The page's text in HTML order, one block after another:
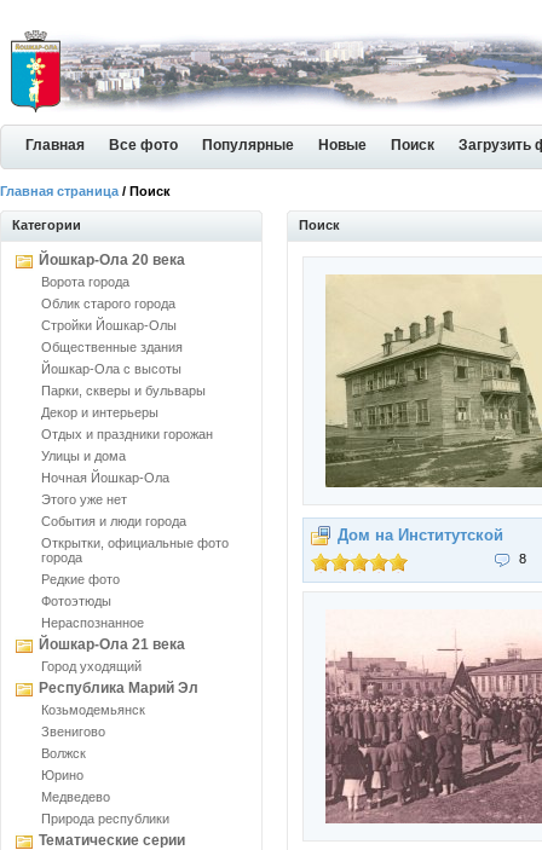
Главная Все фото Популярные Новые Поиск Загрузить
Главная страница / Поиск
Категории
Йошкар-Ола 20 века
Ворота города
Облик старого города
Стройки Йошкар-Олы
Общественные здания
Йошкар-Ола с высоты
Парки, скверы и бульвары
Декор и интерьеры
Отдых и праздники горожан
Улицы и дома
Ночная Йошкар-Ола
Этого уже нет
События и люди города
Открытки, официальные фото
города
Редкие фото
Фотоэтюды
Нераспознанное
Йошкар-Ола 21 века
Город уходящий
Республика Марий Эл
Козьмодемьянск
Звенигово
Волжск
Юрино
Медведево
Природа республики
Тематические серии
Поиск
Дом на Институтской
8